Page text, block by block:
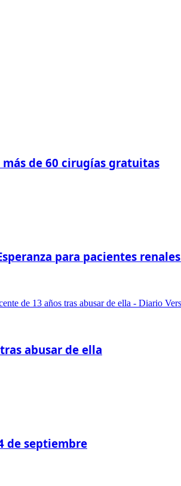
de 60 cirugías gratuitas
para pacientes
abusar de ella
de septiembre